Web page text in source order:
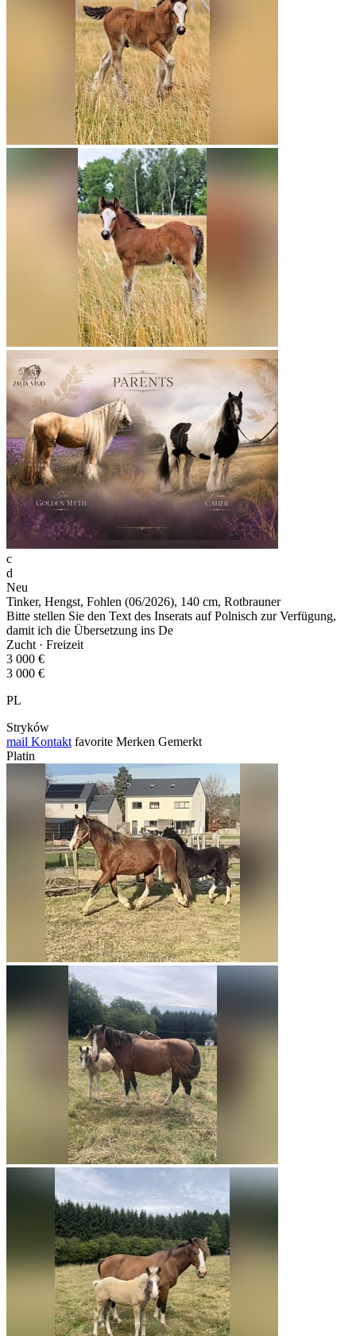
c
d
Neu
Tinker, Hengst, Fohlen (06/2026), 140 cm, Rotbrauner
Bitte stellen Sie den Text des Inserats auf Polnisch zur Verfügung,
damit ich die Übersetzung ins De
Zucht · Freizeit
3 000 €
3 000 €
PL
Stryków
mail Kontakt favorite Merken Gemerkt
Platin